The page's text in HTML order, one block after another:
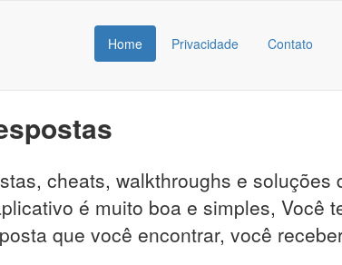
Home Privacidade Contato
cheats, walkthroughs e
é muito boa e simples, Você
que você encontrar, você